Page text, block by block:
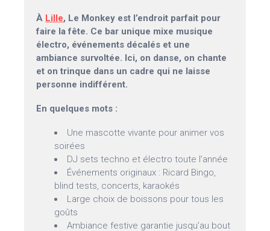
À Lille, Le Monkey est l’endroit parfait pour
faire la fête. Ce bar unique mixe musique
électro, événements décalés et une
ambiance survoltée. Ici, on danse, on chante
et on trinque dans un cadre qui ne laisse
personne indifférent.
En quelques mots :
Une mascotte vivante pour animer vos
soirées
DJ sets techno et électro toute l’année
Événements originaux : Ricard Bingo,
blind tests, concerts, karaokés
Large choix de boissons pour tous les
goûts
Ambiance festive garantie jusqu’au bout